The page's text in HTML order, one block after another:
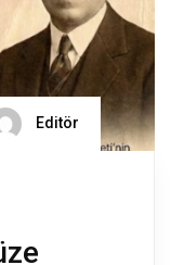
Editör